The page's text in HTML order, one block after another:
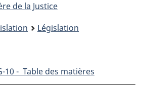
de la Justice
Législation
10 - Table des matières